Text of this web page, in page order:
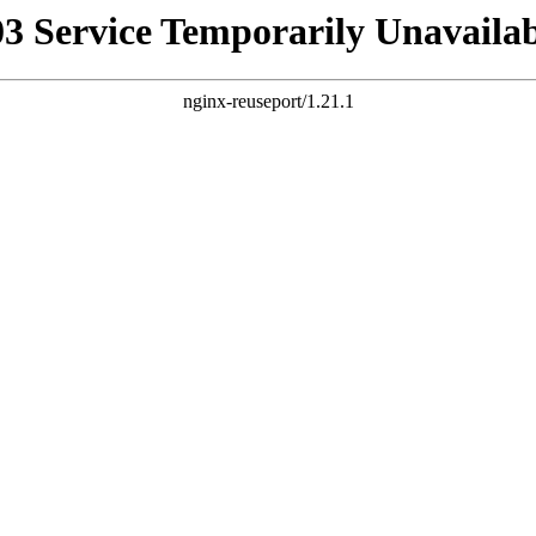
Service Temporarily
nginx-reuseport/1.21.1